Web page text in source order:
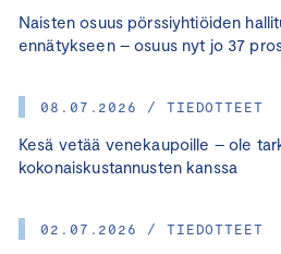
Naisten osuus pörssiyhtiöiden
ennätykseen – osuus nyt jo 37
08.07.2026 / TIEDOTTEET
Kesä vetää venekaupoille – ole
kokonaiskustannusten kanssa
02.07.2026 / TIEDOTTEET